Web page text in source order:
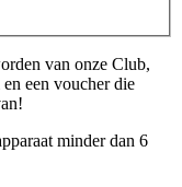
van onze Club,
een voucher die
minder dan 6